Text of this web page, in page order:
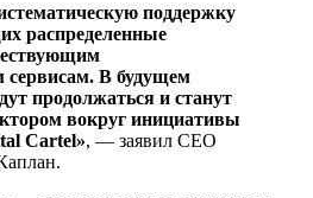
поддержку
распределенные
сервисам. В будущем
продолжаться и станут
вокруг инициативы
Cartel», — заявил СЕО